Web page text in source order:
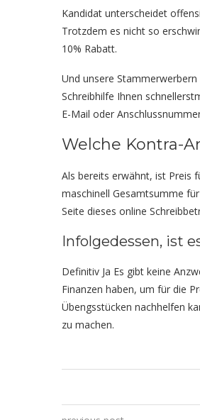
Kandidat unterscheidet
Trotzdem es nicht so
10% Rabatt.
Und unsere
Schreibhilfe Ihnen
E-Mail oder
Welche Kontra-
Als bereits erwähnt, ist Preis
maschinell Gesamtsumme
Seite dieses online
Infolgedessen, ist
Definitiv Ja Es gibt keine
Finanzen haben, um für die
Übengsstücken nachhelfen
zu machen.